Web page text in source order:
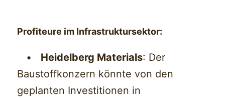
Profiteure im Infrastruktursektor:
• Heidelberg Materials: Der
Baustoffkonzern könnte von den
geplanten Investitionen in